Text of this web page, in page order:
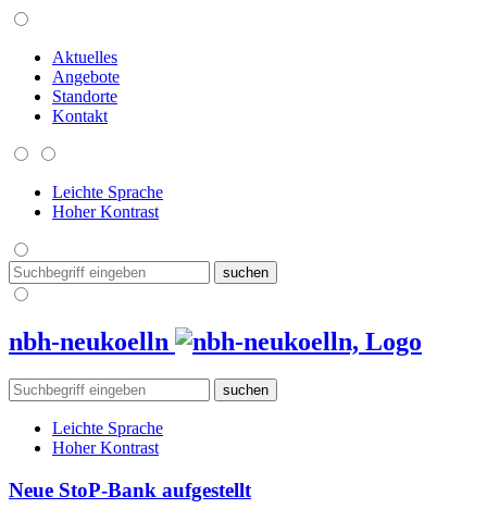
Aktuelles
Angebote
Standorte
Kontakt
Leichte Sprache
Hoher Kontrast
nbh-neukoelln
Leichte Sprache
Hoher Kontrast
Neue StoP-Bank aufgestellt